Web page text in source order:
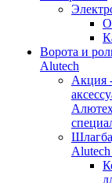
Ворота и
Alutech
Акция
Alutech